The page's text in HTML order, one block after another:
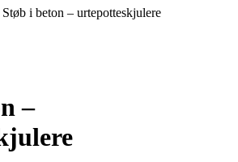
Støb i beton – urtepotteskjulere
–